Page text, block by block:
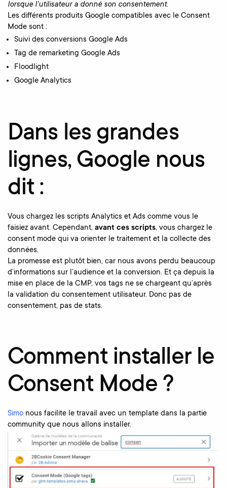
lorsque l’utilisateur a donné son consentement.
Les différents produits Google compatibles avec le Consent
Mode sont :
Suivi des conversions Google Ads
Tag de remarketing Google Ads
Floodlight
Google Analytics
Dans les grandes
lignes, Google nous
dit :
Vous chargez les scripts Analytics et Ads comme vous le
faisiez avant. Cependant, avant ces scripts, vous chargez le
consent mode qui va orienter le traitement et la collecte des
données.
La promesse est plutôt bien, car nous avons perdu beaucoup
d’informations sur l’audience et la conversion. Et ça depuis la
mise en place de la CMP, vos tags ne se chargeant qu’après
la validation du consentement utilisateur. Donc pas de
consentement, pas de stats.
Comment installer le
Consent Mode ?
Simo nous facilite le travail avec un template dans la partie
community que nous allons installer.